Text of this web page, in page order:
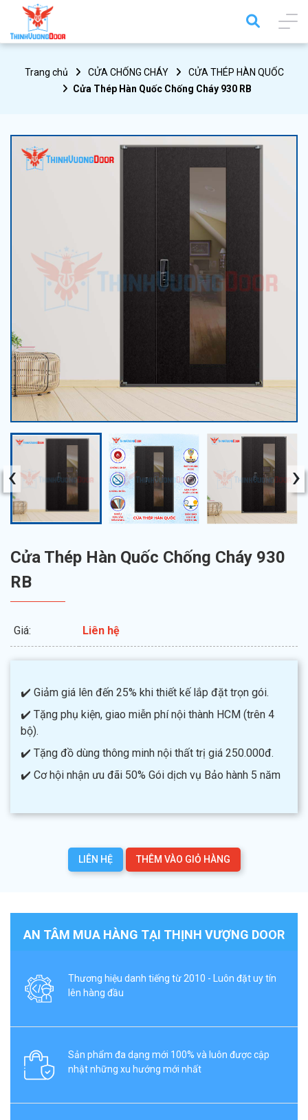
Trang chủ CỬA CHỐNG CHÁY
CỬA THÉP HÀN QUỐC
Cửa Thép Hàn Quốc Chống Cháy 930 RB
‹ ›
Cửa Thép Hàn Quốc Chống Cháy 930
RB
Giá: Liên hệ
✔️ Giảm giá lên đến 25% khi thiết kế lắp đặt trọn gói.
✔️ Tặng phụ kiện, giao miễn phí nội thành HCM (trên 4
bộ).
✔️ Tặng đồ dùng thông minh nội thất trị giá 250.000đ.
✔️ Cơ hội nhận ưu đãi 50% Gói dịch vụ Bảo hành 5 năm
LIÊN HỆ THÊM VÀO GIỎ HÀNG
AN TÂM MUA HÀNG TẠI THỊNH VƯỢNG DOOR
Thương hiệu danh tiếng từ 2010 - Luôn đặt uy tín
lên hàng đầu
Sản phẩm đa dạng mới 100% và luôn được cập
nhật những xu hướng mới nhất